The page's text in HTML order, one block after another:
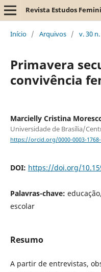
Revista Estudos
Início / Arquivos / v. 30
Primavera
convivência
Marcielly Cristina
Universidade de Brasília/
https://orcid.org/0000-0003-
DOI: https://doi.org/
Palavras-chave:
escolar
Resumo
A partir de entrevistas,